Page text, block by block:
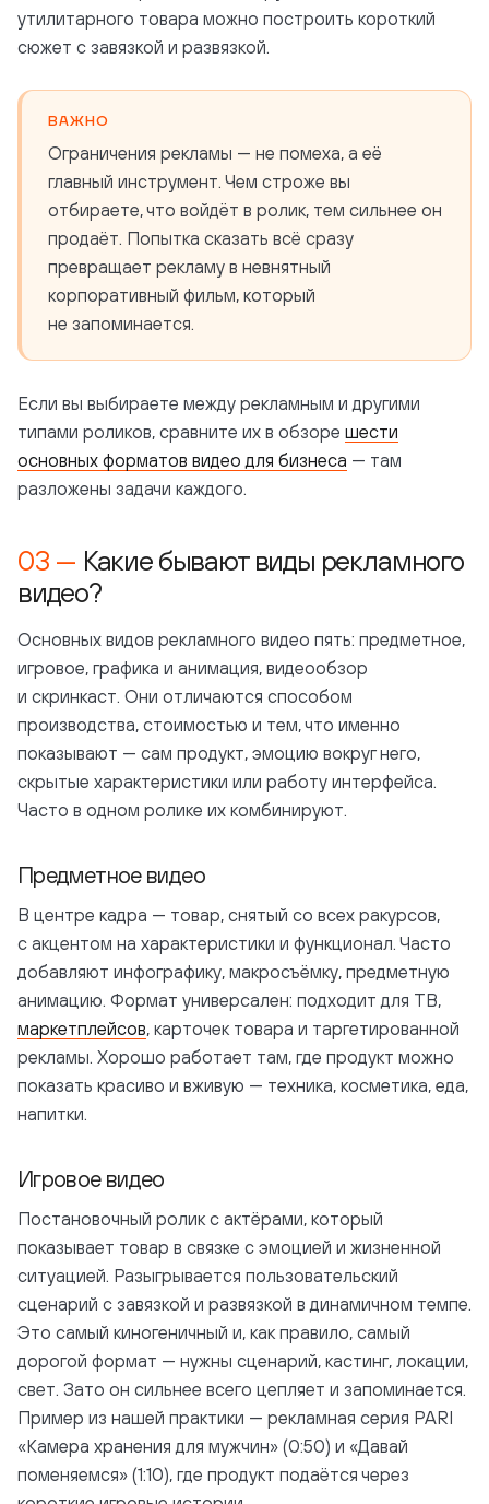
утилитарного товара можно построить короткий
сюжет с завязкой и развязкой.
ВАЖНО
Ограничения рекламы — не помеха, а её
главный инструмент. Чем строже вы
отбираете, что войдёт в ролик, тем сильнее он
продаёт. Попытка сказать всё сразу
превращает рекламу в невнятный
корпоративный фильм, который
не запоминается.
Если вы выбираете между рекламным и другими
типами роликов, сравните их в обзоре шести
основных форматов видео для бизнеса — там
разложены задачи каждого.
Какие бывают виды рекламного
видео?
Основных видов рекламного видео пять: предметное,
игровое, графика и анимация, видеообзор
и скринкаст. Они отличаются способом
производства, стоимостью и тем, что именно
показывают — сам продукт, эмоцию вокруг него,
скрытые характеристики или работу интерфейса.
Часто в одном ролике их комбинируют.
Предметное видео
В центре кадра — товар, снятый со всех ракурсов,
с акцентом на характеристики и функционал. Часто
добавляют инфографику, макросъёмку, предметную
анимацию. Формат универсален: подходит для ТВ,
маркетплейсов, карточек товара и таргетированной
рекламы. Хорошо работает там, где продукт можно
показать красиво и вживую — техника, косметика, еда,
напитки.
Игровое видео
Постановочный ролик с актёрами, который
показывает товар в связке с эмоцией и жизненной
ситуацией. Разыгрывается пользовательский
сценарий с завязкой и развязкой в динамичном темпе.
Это самый киногеничный и, как правило, самый
дорогой формат — нужны сценарий, кастинг, локации,
свет. Зато он сильнее всего цепляет и запоминается.
Пример из нашей практики — рекламная серия PARI
«Камера хранения для мужчин» (0:50) и «Давай
поменяемся» (1:10), где продукт подаётся через